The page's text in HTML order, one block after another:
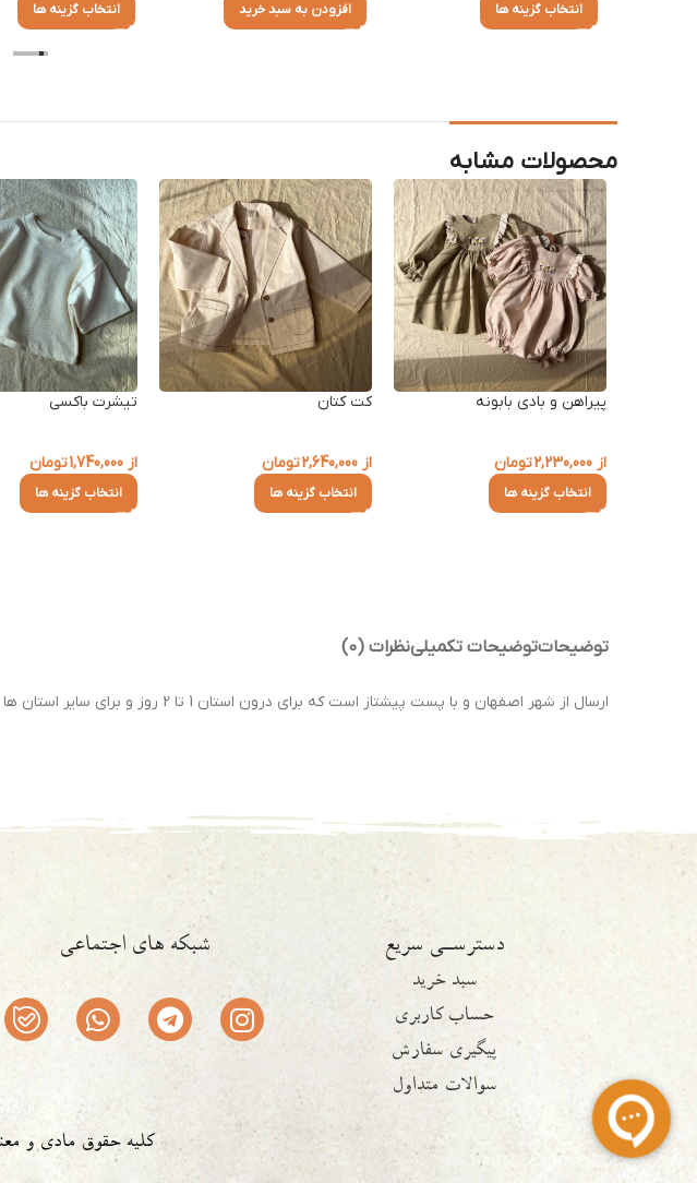
انتخاب گزینه ها افزودن به سبد خرید انتخاب گزینه ها
محصولات مشابه
پیراهن و بادی بابونه
از2,230,000تومان
انتخاب گزینه ها
کت کتان
از2,640,000تومان
انتخاب گزینه ها
تیشرت باکسی
از1,740,000تومان
انتخاب گزینه ها
توضیحاتتوضیحات تکمیلینظرات (0)
ارسال از شهر اصفهان و با پست پیشتاز است که برای درون استان 1 تا 2 روز و برای سایر استان ها 2 تا 4 روز کاری زمان می برد .
دسترسـی سریع
سبد خرید
حساب کاربری
پیگیری سفارش
سوالات متداول
شبکه های اجتماعی
کلیه حقوق مادی و